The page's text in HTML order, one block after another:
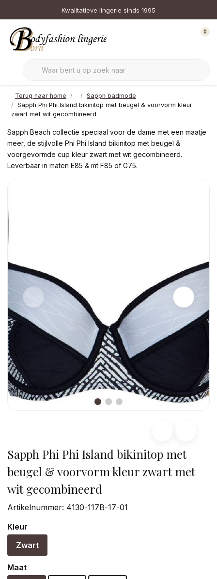
Kwalitatieve lingerie sinds 1995
0
Terug naar home
Sapph badmode
Sapph Phi Phi Island bikinitop met beugel & voorvorm kleur
zwart met wit gecombineerd
Sapph Beach collectie speciaal voor de dame met een maatje
meer, de stijlvolle Phi Phi Island bikinitop met beugel &
voorgevormde cup kleur zwart met wit gecombineerd.
Leverbaar in maten E85 & mt F85 of G75.
Sapph Phi Phi Island bikinitop met
beugel & voorvorm kleur zwart met
wit gecombineerd
Artikelnummer: 4130-117B-17-01
Kleur
Zwart
Maat